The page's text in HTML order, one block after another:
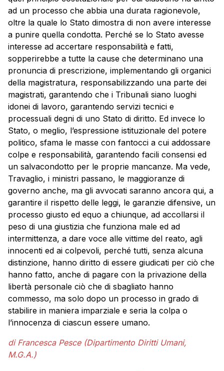
ad un processo che abbia una durata ragionevole,
oltre la quale lo Stato dimostra di non avere interesse
a punire quella condotta. Perché se lo Stato avesse
interesse ad accertare responsabilità e fatti,
sopperirebbe a tutte la cause che determinano una
pronuncia di prescrizione, implementando gli organici
della magistratura, responsabilizzando una parte dei
magistrati, garantendo che i Tribunali siano luoghi
idonei di lavoro, garantendo servizi tecnici e
processuali degni di uno Stato di diritto. Ed invece lo
Stato, o meglio, l’espressione istituzionale del potere
politico, sfama le masse con fantocci a cui addossare
colpe e responsabilità, garantendo facili consensi ed
un salvacondotto per le proprie mancanze. Ma vede,
Travaglio, i ministri passano, le maggioranze di
governo anche, ma gli avvocati saranno ancora qui, a
garantire il rispetto delle leggi, le garanzie difensive, un
processo giusto ed equo a chiunque, ad accollarsi il
peso di una giustizia che funziona male ed ad
intermittenza, a dare voce alle vittime del reato, agli
innocenti ed ai colpevoli, perché tutti, senza alcuna
distinzione, hanno diritto di essere giudicati per ciò che
hanno fatto, anche di pagare con la privazione della
libertà personale ciò che di sbagliato hanno
commesso, ma solo dopo un processo in grado di
stabilire in maniera imparziale e seria la colpa o
l’innocenza di ciascun essere umano.
di Francesca Pesce (Dipartimento Diritti Umani,
M.G.A.)